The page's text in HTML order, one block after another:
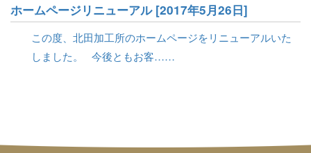
ホームページリニューアル [2017年5月26日]
この度、北田加工所のホームページをリニューアルいた
しました。 今後ともお客……